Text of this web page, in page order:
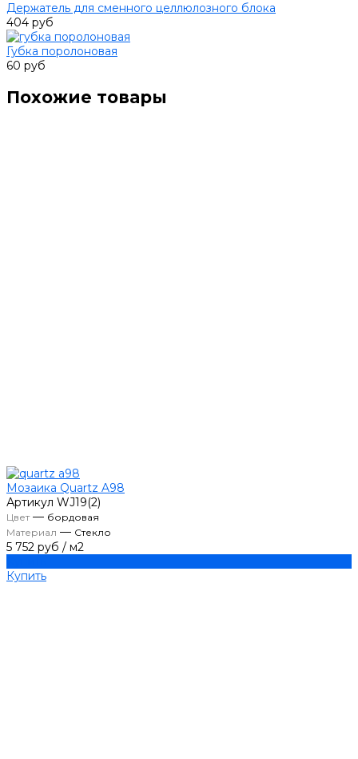
Держатель для сменного целлюлозного блока
404 руб
Губка поролоновая
60 руб
Похожие товары
Мозаика Quartz A98
Артикул WJ19(2)
Цвет— бордовая
Материал — Стекло
5 752 руб / м2
Купить